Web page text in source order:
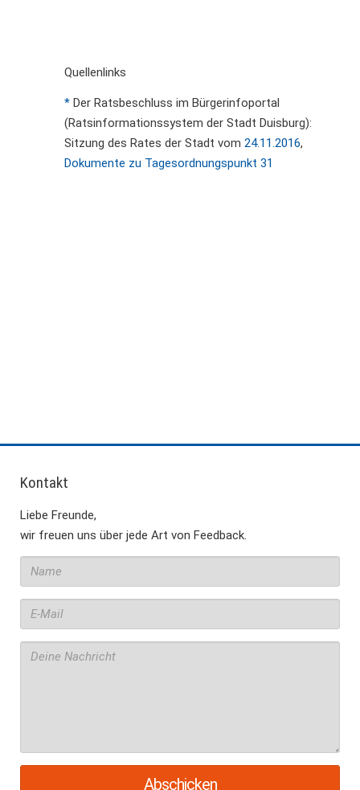
Quellenlinks
* Der Ratsbeschluss im Bürgerinfoportal
(Ratsinformationssystem der Stadt Duisburg):
Sitzung des Rates der Stadt vom 24.11.2016,
Dokumente zu Tagesordnungspunkt 31
Kontakt
Liebe Freunde,
wir freuen uns über jede Art von Feedback.
Name
ausfüllen
Mail
ausfüllen
Deine
Abschicken